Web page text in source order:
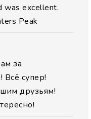
was excellent.
Peak
за
супер!
друзьям!